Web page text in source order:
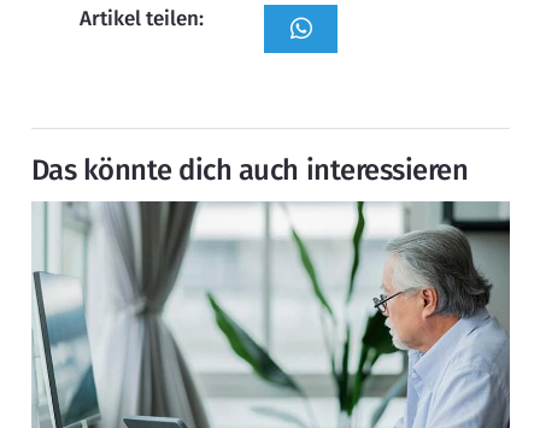
Artikel teilen:
Das könnte dich auch interessieren